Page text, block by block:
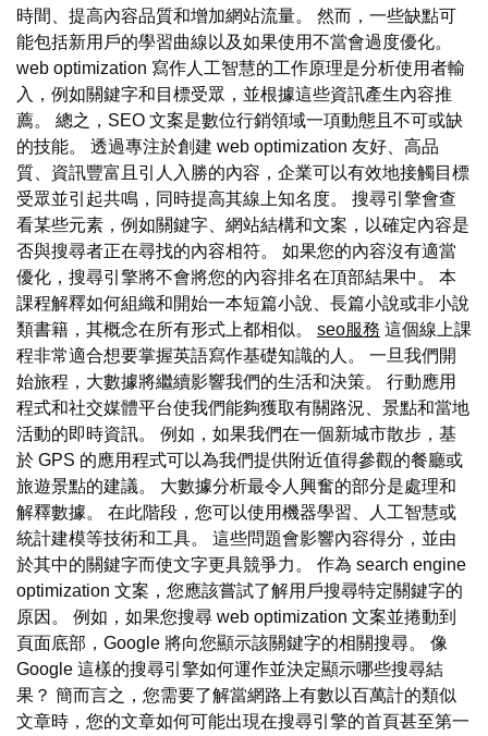
時間、提高內容品質和增加網站流量。 然而，一些缺點可
能包括新用戶的學習曲線以及如果使用不當會過度優化。
web optimization 寫作人工智慧的工作原理是分析使用者輸
入，例如關鍵字和目標受眾，並根據這些資訊產生內容推
薦。 總之，SEO 文案是數位行銷領域一項動態且不可或缺
的技能。 透過專注於創建 web optimization 友好、高品
質、資訊豐富且引人入勝的內容，企業可以有效地接觸目標
受眾並引起共鳴，同時提高其線上知名度。 搜尋引擎會查
看某些元素，例如關鍵字、網站結構和文案，以確定內容是
否與搜尋者正在尋找的內容相符。 如果您的內容沒有適當
優化，搜尋引擎將不會將您的內容排名在頂部結果中。 本
課程解釋如何組織和開始一本短篇小說、長篇小說或非小說
類書籍，其概念在所有形式上都相似。 seo服務 這個線上課
程非常適合想要掌握英語寫作基礎知識的人。 一旦我們開
始旅程，大數據將繼續影響我們的生活和決策。 行動應用
程式和社交媒體平台使我們能夠獲取有關路況、景點和當地
活動的即時資訊。 例如，如果我們在一個新城市散步，基
於 GPS 的應用程式可以為我們提供附近值得參觀的餐廳或
旅遊景點的建議。 大數據分析最令人興奮的部分是處理和
解釋數據。 在此階段，您可以使用機器學習、人工智慧或
統計建模等技術和工具。 這些問題會影響內容得分，並由
於其中的關鍵字而使文字更具競爭力。 作為 search engine
optimization 文案，您應該嘗試了解用戶搜尋特定關鍵字的
原因。 例如，如果您搜尋 web optimization 文案並捲動到
頁面底部，Google 將向您顯示該關鍵字的相關搜尋。 像
Google 這樣的搜尋引擎如何運作並決定顯示哪些搜尋結
果？ 簡而言之，您需要了解當網路上有數以百萬計的類似
文章時，您的文章如何可能出現在搜尋引擎的首頁甚至第一